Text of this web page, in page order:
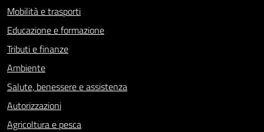
Mobilità e trasporti
Educazione e formazione
Tributi e finanze
Ambiente
Salute, benessere e assistenza
Autorizzazioni
Agricoltura e pesca